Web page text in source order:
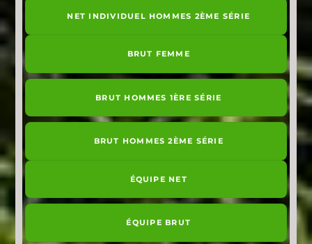
NET INDIVIDUEL HOMMES 2ÈME SÉRIE
BRUT FEMME
BRUT HOMMES 1ÈRE SÉRIE
BRUT HOMMES 2ÈME SÉRIE
ÉQUIPE NET
ÉQUIPE BRUT